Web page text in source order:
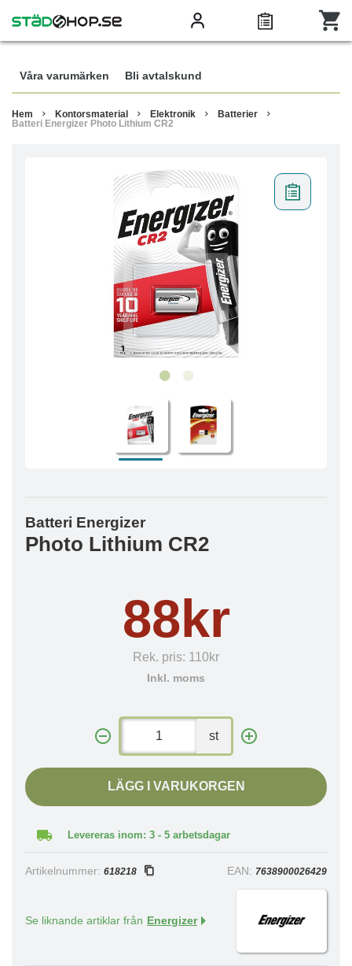
Våra varumärken Bli avtalskund
Hem Kontorsmaterial Elektronik
Batterier
Batteri Energizer Photo Lithium CR2
Batteri Energizer
Photo Lithium CR2
88kr
Rek. pris: 110kr
Inkl. moms
st
LÄGG I VARUKORGEN
Levereras inom: 3 - 5 arbetsdagar
Artikelnummer: 618218 EAN: 7638900026429
Se liknande artiklar från Energizer